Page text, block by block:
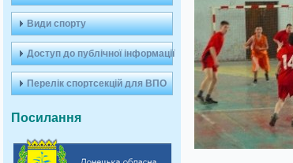
Види спорту
Доступ до публічної інформації
Перелік спортсекцій для ВПО
Посилання